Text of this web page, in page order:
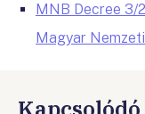
MNB Decree 3/
Magyar